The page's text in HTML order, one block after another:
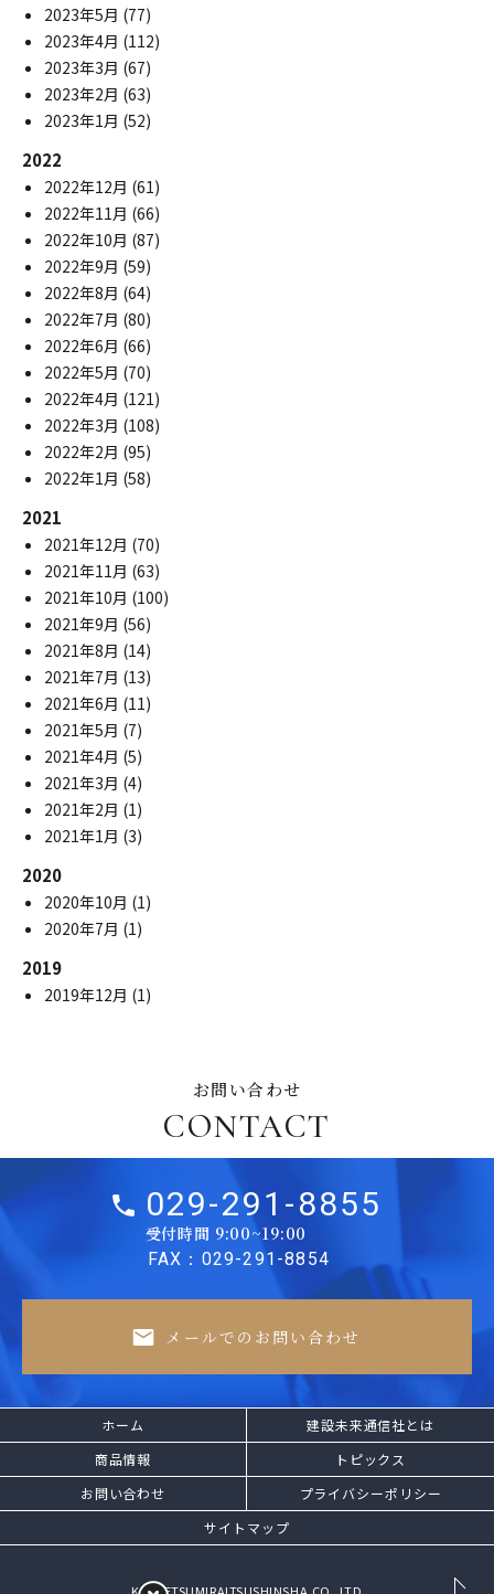
2023年5月 (77)
2023年4月 (112)
2023年3月 (67)
2023年2月 (63)
2023年1月 (52)
2022
2022年12月 (61)
2022年11月 (66)
2022年10月 (87)
2022年9月 (59)
2022年8月 (64)
2022年7月 (80)
2022年6月 (66)
2022年5月 (70)
2022年4月 (121)
2022年3月 (108)
2022年2月 (95)
2022年1月 (58)
2021
2021年12月 (70)
2021年11月 (63)
2021年10月 (100)
2021年9月 (56)
2021年8月 (14)
2021年7月 (13)
2021年6月 (11)
2021年5月 (7)
2021年4月 (5)
2021年3月 (4)
2021年2月 (1)
2021年1月 (3)
2020
2020年10月 (1)
2020年7月 (1)
2019
2019年12月 (1)
お問い合わせ
CONTACT
029-291-8855
受付時間 9:00~19:00
FAX：029-291-8854
メールでのお問い合わせ
ホーム
建設未来通信社とは
商品情報
トピックス
お問い合わせ
プライバシーポリシー
サイトマップ
​KENSETSUMIRAITSUSHINSHA.CO.,LTD